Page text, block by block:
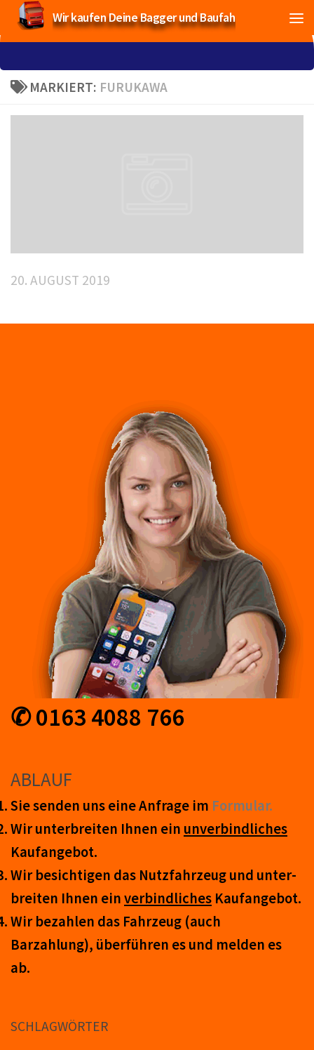
Wir kaufen Deine Bagger und Baufahrzeuge!
MARKIERT: FURUKAWA
20. AUGUST 2019
✆ 0163 4088 766
ABLAUF
Sie senden uns eine An­frage im Form­ular.
Wir unter­breiten Ihnen ein un­ver­bind­lich­es
Kauf­an­ge­bot.
Wir be­sicht­igen das Nutz­fahr­zeug und un­ter­
breit­en Ihnen einver­bind­liches Kauf­an­ge­bot.
Wir be­zahl­en das Fahr­zeug (auch
Barzahlung), über­führ­en es und mel­den es
ab.
SCHLAGWÖRTER